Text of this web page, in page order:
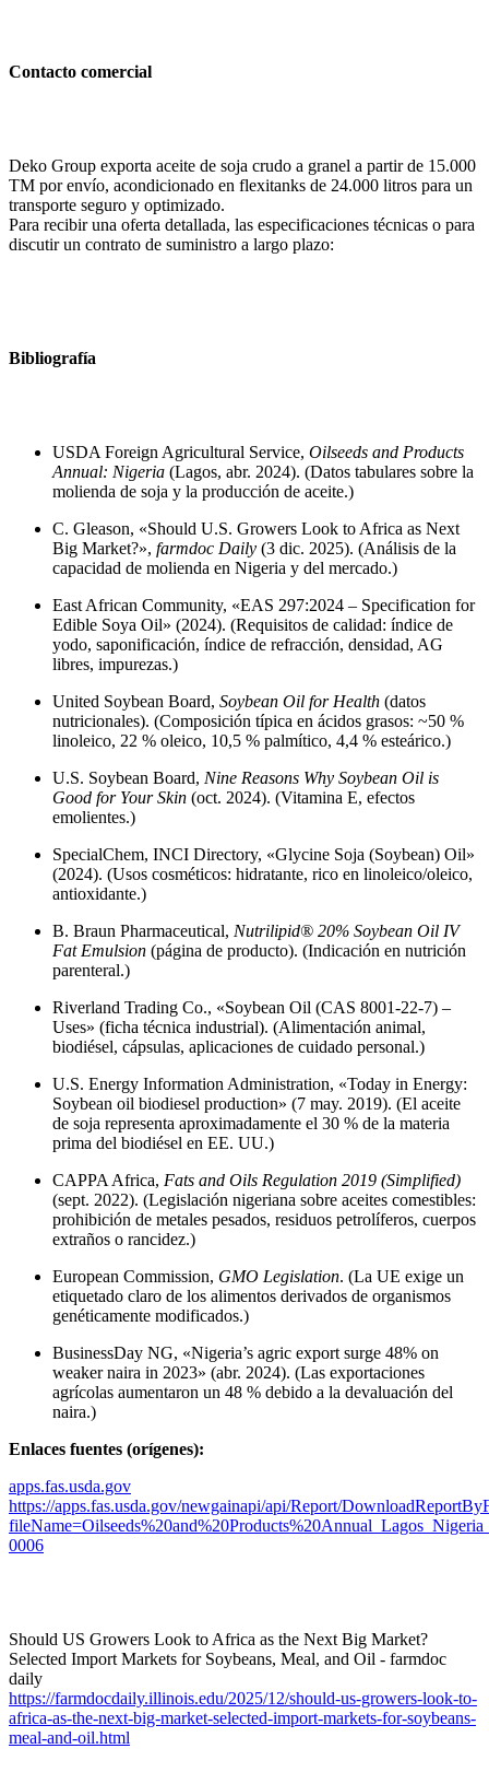
Contacto comercial
Deko Group exporta aceite de soja crudo a granel a partir de 15.000
TM por envío, acondicionado en flexitanks de 24.000 litros para un
transporte seguro y optimizado.
Para recibir una oferta detallada, las especificaciones técnicas o para
discutir un contrato de suministro a largo plazo:
Bibliografía
USDA Foreign Agricultural Service, Oilseeds and Products
Annual: Nigeria (Lagos, abr. 2024). (Datos tabulares sobre la
molienda de soja y la producción de aceite.)
C. Gleason, «Should U.S. Growers Look to Africa as Next
Big Market?», farmdoc Daily (3 dic. 2025). (Análisis de la
capacidad de molienda en Nigeria y del mercado.)
East African Community, «EAS 297:2024 – Specification for
Edible Soya Oil» (2024). (Requisitos de calidad: índice de
yodo, saponificación, índice de refracción, densidad, AG
libres, impurezas.)
United Soybean Board, Soybean Oil for Health (datos
nutricionales). (Composición típica en ácidos grasos: ~50 %
linoleico, 22 % oleico, 10,5 % palmítico, 4,4 % esteárico.)
U.S. Soybean Board, Nine Reasons Why Soybean Oil is
Good for Your Skin (oct. 2024). (Vitamina E, efectos
emolientes.)
SpecialChem, INCI Directory, «Glycine Soja (Soybean) Oil»
(2024). (Usos cosméticos: hidratante, rico en linoleico/oleico,
antioxidante.)
B. Braun Pharmaceutical, Nutrilipid® 20% Soybean Oil IV
Fat Emulsion (página de producto). (Indicación en nutrición
parenteral.)
Riverland Trading Co., «Soybean Oil (CAS 8001-22-7) –
Uses» (ficha técnica industrial). (Alimentación animal,
biodiésel, cápsulas, aplicaciones de cuidado personal.)
U.S. Energy Information Administration, «Today in Energy:
Soybean oil biodiesel production» (7 may. 2019). (El aceite
de soja representa aproximadamente el 30 % de la materia
prima del biodiésel en EE. UU.)
CAPPA Africa, Fats and Oils Regulation 2019 (Simplified)
(sept. 2022). (Legislación nigeriana sobre aceites comestibles:
prohibición de metales pesados, residuos petrolíferos, cuerpos
extraños o rancidez.)
European Commission, GMO Legislation. (La UE exige un
etiquetado claro de los alimentos derivados de organismos
genéticamente modificados.)
BusinessDay NG, «Nigeria’s agric export surge 48% on
weaker naira in 2023» (abr. 2024). (Las exportaciones
agrícolas aumentaron un 48 % debido a la devaluación del
naira.)
Enlaces fuentes (orígenes):
apps.fas.usda.gov
https://apps.fas.usda.gov/newgainapi/api/Report/
0006
Should US Growers Look to Africa as the Next Big Market?
Selected Import Markets for Soybeans, Meal, and Oil - farmdoc
daily
https://farmdocdaily.illinois.edu/2025/12/should-us-growers-look-to-
africa-as-the-next-big-market-selected-import-markets-for-soybeans-
meal-and-oil.html